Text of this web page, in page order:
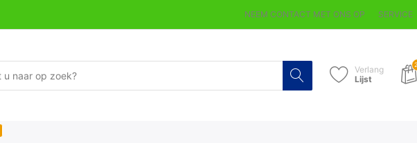
NEEM CONTACT MET ONS OP SERVICE
Verlang
Lijst